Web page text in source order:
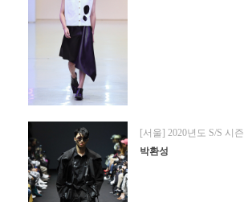
[서울] 2020년도 S/S 시즌
박환성